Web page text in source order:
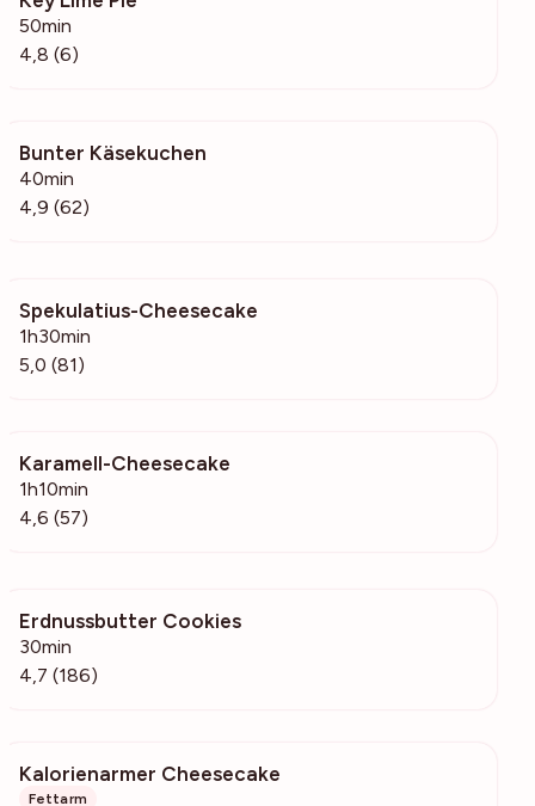
50min
4,8 (6)
Bunter Käsekuchen
40min
4,9 (62)
Spekulatius-Cheesecake
1h30min
5,0 (81)
Karamell-Cheesecake
1h10min
4,6 (57)
Erdnussbutter Cookies
30min
4,7 (186)
Kalorienarmer Cheesecake
Fettarm